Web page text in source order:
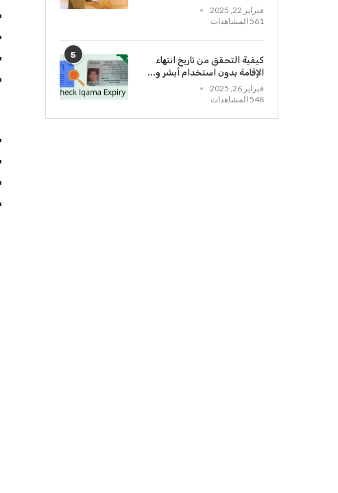
فبراير 22, 2025
561 المشاهدات
5
كيفية التحقق من تاريخ انتهاء
الإقامة بدون استخدام أبشر و...
فبراير 26, 2025
548 المشاهدات